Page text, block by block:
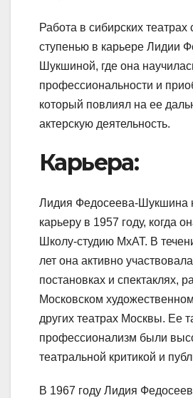
Работа в сибирских театрах
ступенью в карьере Лидии
Шукшиной, где она
профессиональности и
который повлиял на ее
актерскую деятельность.
Карьера:
Лидия Федосеева-Шукшина
карьеру в 1957 году, когда
Школу-студию МхАТ. В
лет она активно
постановках и спектаклях,
Московском
других театрах Москвы. Ее
профессионализм были
театральной критикой и
В 1967 году Лидия